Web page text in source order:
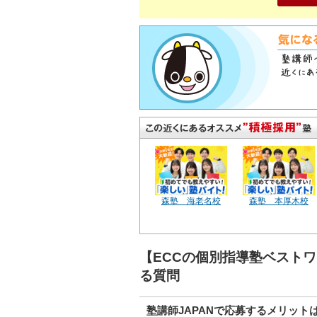
森塾 海老名校 森塾 本厚木校
【ECCの個別指導塾ベス
る質問
塾講師JAPANで応募するメリット